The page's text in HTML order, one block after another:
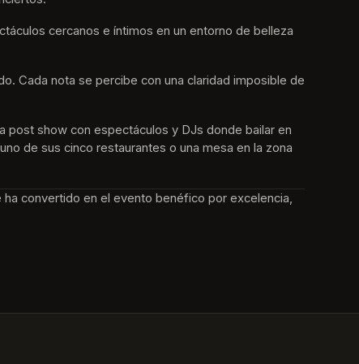
cercanos e íntimos en un entorno de belleza
Cada nota se percibe con una claridad imposible de
post show con espectáculos y DJs donde bailar en
de sus cinco restaurantes o una mesa en la zona
ha convertido en el evento benéfico por excelencia,